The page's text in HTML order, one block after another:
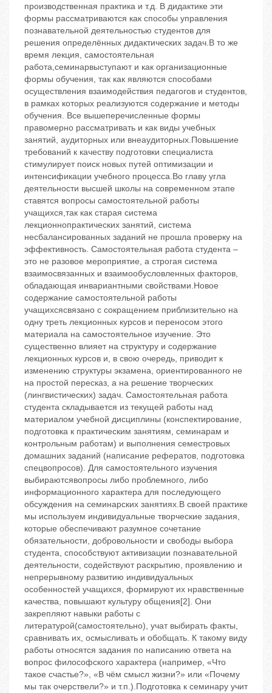
производственная практика и т.д. В дидактике эти
формы рассматриваются как способы управления
познавательной деятельностью студентов для
решения определённых дидактических задач.В то же
время лекция, самостоятельная
работа,семинарвыступают и как организационные
формы обучения, так как являются способами
осуществления взаимодействия педагогов и студентов,
в рамках которых реализуются содержание и методы
обучения. Все вышеперечисленные формы
правомерно рассматривать и как виды учебных
занятий, аудиторных или внеаудиторных.Повышение
требований к качеству подготовки специалиста
стимулирует поиск новых путей оптимизации и
интенсификации учебного процесса.Во главу угла
деятельности высшей школы на современном этапе
ставятся вопросы самостоятельной работы
учащихся,так как старая система
лекционнопрактических занятий, система
несбалансированных заданий не прошла проверку на
эффективность. Самостоятельная работа студента –
это не разовое мероприятие, а строгая система
взаимосвязанных и взаимообусловленных факторов,
обладающая инвариантными свойствами.Новое
содержание самостоятельной работы
учащихсясвязано с сокращением приблизительно на
одну треть лекционных курсов и переносом этого
материала на самостоятельное изучение. Это
существенно влияет на структуру и содержание
лекционных курсов и, в свою очередь, приводит к
изменению структуры экзамена, ориентированного не
на простой пересказ, а на решение творческих
(лингвистических) задач. Самостоятельная работа
студента складывается из текущей работы над
материалом учебной дисциплины (конспектирование,
подготовка к практическим занятиям, семинарам и
контрольным работам) и выполнения семестровых
домашних заданий (написание рефератов, подготовка
спецвопросов). Для самостоятельного изучения
выбираютсявопросы либо проблемного, либо
информационного характера для последующего
обсуждения на семинарских занятиях.В своей практике
мы используем индивидуальные творческие задания,
которые обеспечивают разумное сочетание
обязательности, добровольности и свободы выбора
студента, способствуют активизации познавательной
деятельности, содействуют раскрытию, проявлению и
непрерывному развитию индивидуальных
особенностей учащихся, формируют их нравственные
качества, повышают культуру общения[2]. Они
закрепляют навыки работы с
литературой(самостоятельно), учат выбирать факты,
сравнивать их, осмысливать и обобщать. К такому виду
работы относятся задания по написанию ответа на
вопрос философского характера (например, «Что
такое счастье?», «В чём смысл жизни?» или «Почему
мы так очерствели?» и т.п.).Подготовка к семинару учит